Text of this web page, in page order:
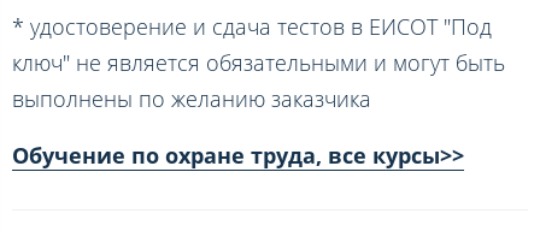
* удостоверение и сдача тестов в ЕИСОТ "Под
ключ" не является обязательными и могут быть
выполнены по желанию заказчика
Обучение по охране труда, все курсы>>